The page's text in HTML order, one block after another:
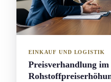
EINKAUF UND LOGISTIK
Preisverhandlung